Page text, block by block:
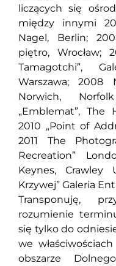
liczących się
między innymi
Nagel, Berlin;
piętro, Wrocław;
Tamagotchi”,
Warszawa; 2008
Norwich,
„Emblemat”, The
2010 „Point of
2011 The
Recreation”
Keynes, Crawley
Krzywej” Galeria
Transponuję,
rozumienie
się tylko do
we
obszarze